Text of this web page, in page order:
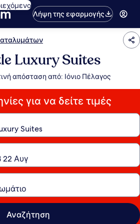
Λήψη της εφαρμογής
Luxury Suites
απόσταση από: Ιόνιο Πέλαγος
για να δείτε τιμές
Αναζήτηση